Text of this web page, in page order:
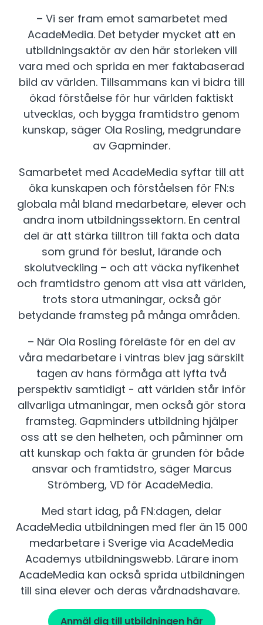
­– Vi ser fram emot samarbetet med
AcadeMedia. Det betyder mycket att en
utbildningsaktör av den här storleken vill
vara med och sprida en mer faktabaserad
bild av världen. Tillsammans kan vi bidra till
ökad förståelse för hur världen faktiskt
utvecklas, och bygga framtidstro genom
kunskap, säger Ola Rosling, medgrundare
av Gapminder.
Samarbetet med AcadeMedia syftar till att
öka kunskapen och förståelsen för FN:s
globala mål bland medarbetare, elever och
andra inom utbildningssektorn. En central
del är att stärka tilltron till fakta och data
som grund för beslut, lärande och
skolutveckling – och att väcka nyfikenhet
och framtidstro genom att visa att världen,
trots stora utmaningar, också gör
betydande framsteg på många områden.
– När Ola Rosling föreläste för en del av
våra medarbetare i vintras blev jag särskilt
tagen av hans förmåga att lyfta två
perspektiv samtidigt - att världen står inför
allvarliga utmaningar, men också gör stora
framsteg. Gapminders utbildning hjälper
oss att se den helheten, och påminner om
att kunskap och fakta är grunden för både
ansvar och framtidstro, säger Marcus
Strömberg, VD för AcadeMedia.
Med start idag, på FN:dagen, delar
AcadeMedia utbildningen med fler än 15 000
medarbetare i Sverige via AcadeMedia
Academys utbildningswebb. Lärare inom
AcadeMedia kan också sprida utbildningen
till sina elever och deras vårdnadshavare.
Anmäl dig till utbildningen här